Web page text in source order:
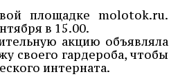
площадке molotok.ru.
в 15.00.
акцию объявляла
своего гардероба, чтобы
интерната.